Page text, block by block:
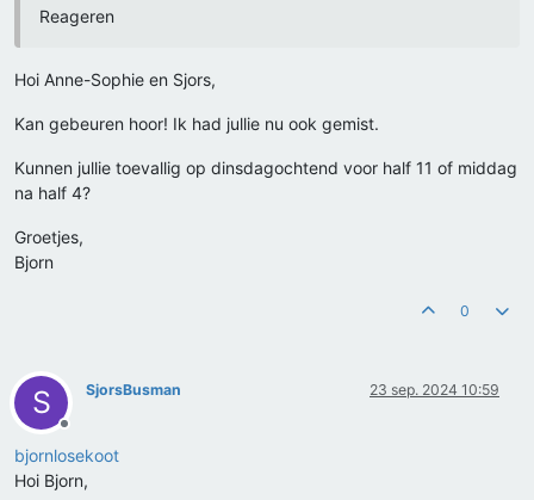
Reageren
Hoi Anne-Sophie en Sjors,
Kan gebeuren hoor! Ik had jullie nu ook gemist.
Kunnen jullie toevallig op dinsdagochtend voor half 11 of middag
na half 4?
Groetjes,
Bjorn
0
S
Offline
SjorsBusman 23 sep. 2024 10:59
bjornlosekoot
Hoi Bjorn,